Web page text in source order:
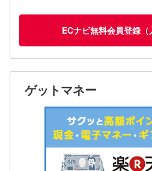
ECナビ無料会員登録（
ゲットマネー